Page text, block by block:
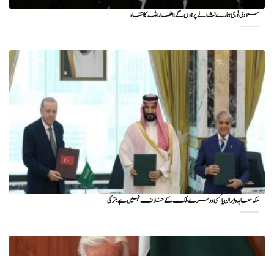
سعودی فوجی ہمارے نشانے پر ہوں گے؛ انصاراللہ کا انتباہ
مکہ معاہدہ ایران یا کسی دوسرے ملک کے خلاف نہیں ہے: ترکی